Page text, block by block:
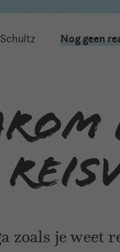
Nog geen
zoals je weet